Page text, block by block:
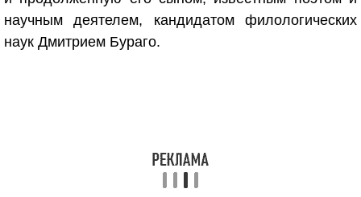
научным деятелем, кандидатом филологических
наук Дмитрием Бураго.